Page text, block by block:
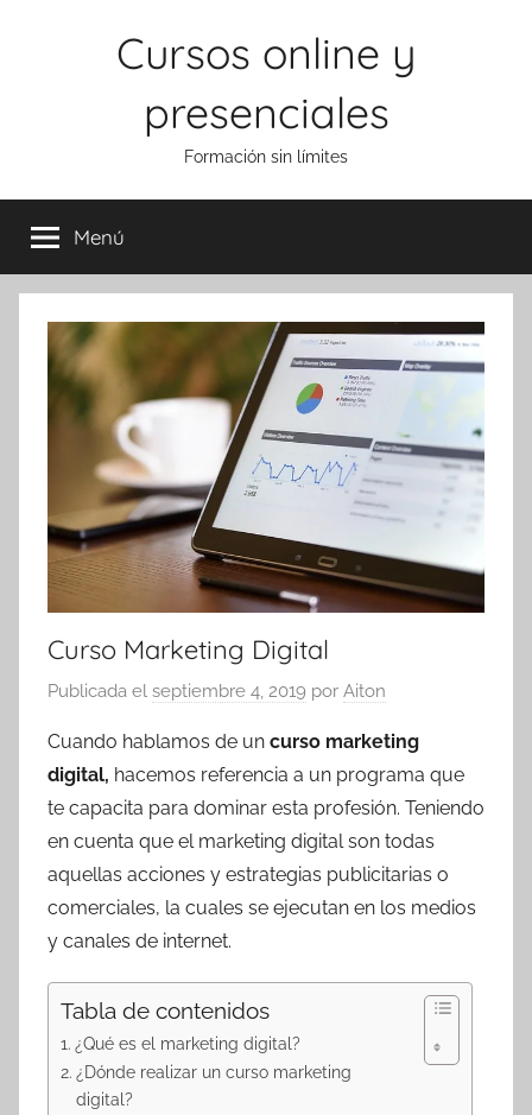
Cursos online y
presenciales
Formación sin límites
Menú
Curso Marketing Digital
Publicada el septiembre 4, 2019 por Aiton
Cuando hablamos de un curso marketing
digital, hacemos referencia a un programa que
te capacita para dominar esta profesión. Teniendo
en cuenta que el marketing digital son todas
aquellas acciones y estrategias publicitarias o
comerciales, la cuales se ejecutan en los medios
y canales de internet.
Tabla de contenidos
¿Qué es el marketing digital?
¿Dónde realizar un curso marketing
digital?